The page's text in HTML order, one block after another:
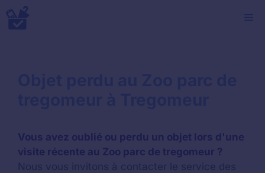
Aller
au
Vous avez oublié ou perdu un objet lors d'une
visite récente au Zoo parc de tregomeur ?
Nous vous invitons à contacter le service des